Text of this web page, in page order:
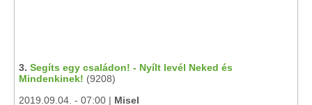
3. Segíts egy családon! - Nyílt levél Neked és
Mindenkinek! (9208)
2019.09.04. - 07:00 | Misel